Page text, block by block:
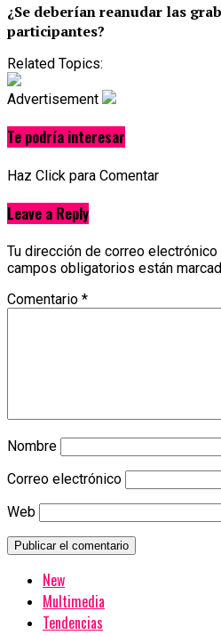
¿Se deberían reanudar las
participantes?
Related Topics:
Advertisement
Te podría interesar
Haz Click para Comentar
Leave a Reply
Tu dirección de correo electrónico
campos obligatorios están
Comentario *
Nombre
Correo electrónico
Web
New
Multimedia
Tendencias